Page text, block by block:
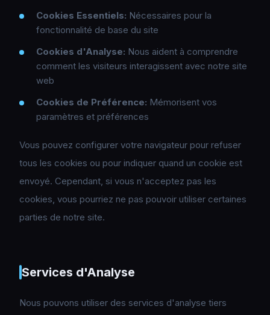
Cookies Essentiels: Nécessaires pour la
fonctionnalité de base du site
Cookies d'Analyse: Nous aident à comprendre
comment les visiteurs interagissent avec notre site
web
Cookies de Préférence: Mémorisent vos
paramètres et préférences
Vous pouvez configurer votre navigateur pour refuser
tous les cookies ou pour indiquer quand un cookie est
envoyé. Cependant, si vous n'acceptez pas les
cookies, vous pourriez ne pas pouvoir utiliser certaines
parties de notre site.
Services d'Analyse
Nous pouvons utiliser des services d'analyse tiers